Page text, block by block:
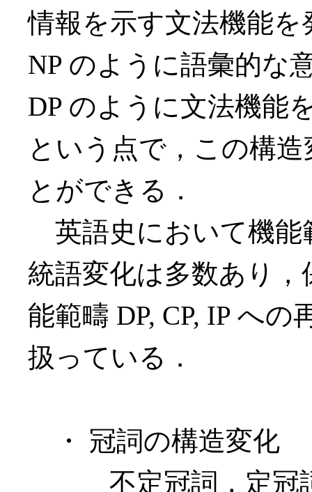
情報を示す文法機能
NP のように語彙的な
DP のように文法機能
という点で，この構
とができる．
英語史において機能
統語変化は多数あり
能範疇 DP, CP, IP へ
扱っている．
・ 冠詞の構造変化
不定冠詞，定冠